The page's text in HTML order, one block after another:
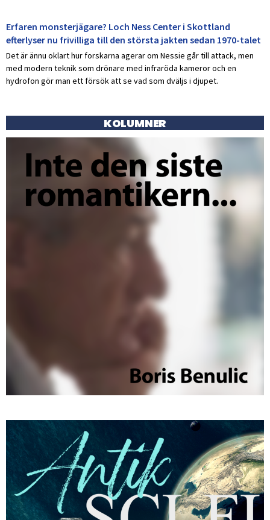
Erfaren monsterjägare? Loch Ness Center i Skottland
efterlyser nu frivilliga till den största jakten sedan 1970-talet
Det är ännu oklart hur forskarna agerar om Nessie går till attack, men
med modern teknik som drönare med infraröda kameror och en
hydrofon gör man ett försök att se vad som dväljs i djupet.
KOLUMNER